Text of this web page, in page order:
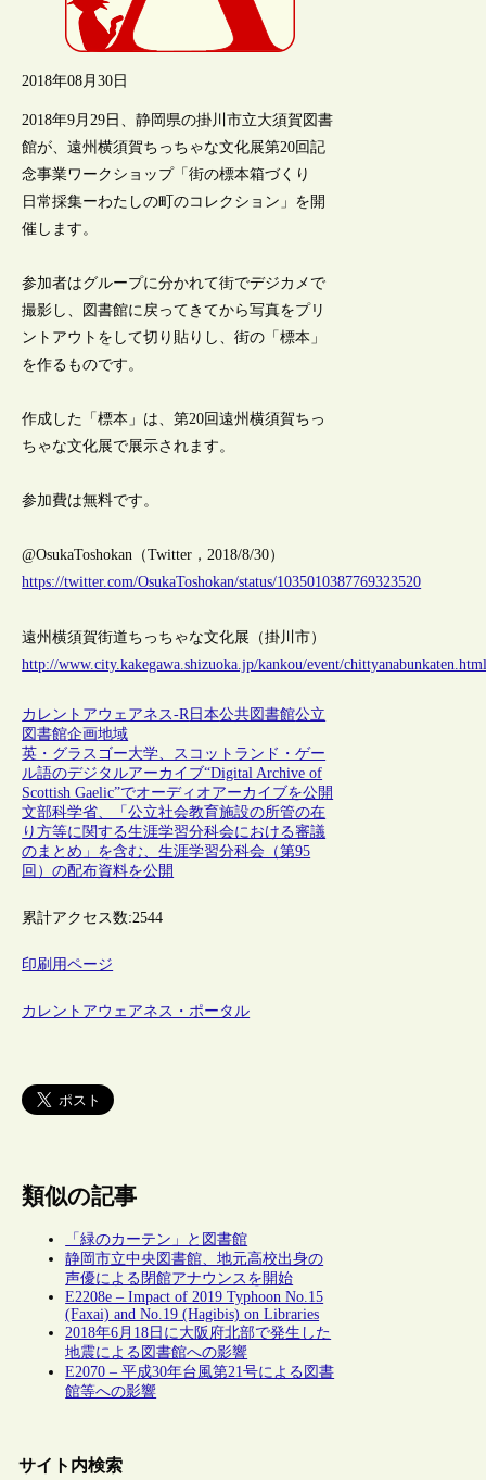
2018年08月30日
2018年9月29日、静岡県の掛川市立大須賀図書
館が、遠州横須賀ちっちゃな文化展第20回記
念事業ワークショップ「街の標本箱づくり
日常採集ーわたしの町のコレクション」を開
催します。
参加者はグループに分かれて街でデジカメで
撮影し、図書館に戻ってきてから写真をプリ
ントアウトをして切り貼りし、街の「標本」
を作るものです。
作成した「標本」は、第20回遠州横須賀ちっ
ちゃな文化展で展示されます。
参加費は無料です。
@OsukaToshokan（Twitter，2018/8/30）
https://twitter.com/OsukaToshokan/status/1035010387769323520
遠州横須賀街道ちっちゃな文化展（掛川市）
http://www.city.kakegawa.shizuoka.jp/kankou/event/
カレントアウェアネス-R 日本公共図書館公立
図書館企画地域
英・グラスゴー大学、スコットランド・ゲー
ル語のデジタルアーカイブ“Digital Archive of
Scottish Gaelic”でオーディオアーカイブを公開
文部科学省、「公立社会教育施設の所管の在
り方等に関する生涯学習分科会における審議
のまとめ」を含む、生涯学習分科会（第95
回）の配布資料を公開
累計アクセス数:2544
印刷用ページ
カレントアウェアネス・ポータル
類似の記事
「緑のカーテン」と図書館
静岡市立中央図書館、地元高校出身の
声優による閉館アナウンスを開始
E2208e – Impact of 2019 Typhoon No.15
(Faxai) and No.19 (Hagibis) on Libraries
2018年6月18日に大阪府北部で発生した
地震による図書館への影響
E2070 – 平成30年台風第21号による図書
館等への影響
サイト内検索